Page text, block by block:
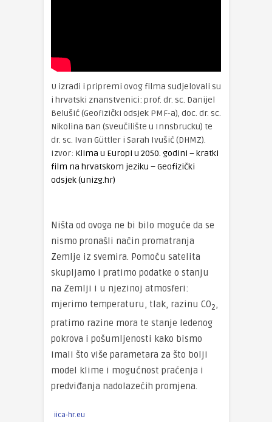
U izradi i pripremi ovog filma sudjelovali su
i hrvatski znanstvenici: prof. dr. sc. Danijel
Belušić (Geofizički odsjek PMF-a), doc. dr. sc.
Nikolina Ban (Sveučilište u Innsbrucku) te
dr. sc. Ivan Güttler i Sarah Ivušić (DHMZ).
Izvor: Klima u Europi u 2050. godini – kratki
film na hrvatskom jeziku – Geofizički
odsjek (unizg.hr)
Ništa od ovoga ne bi bilo moguće da se
nismo pronašli način promatranja
Zemlje iz svemira. Pomoću satelita
skupljamo i pratimo podatke o stanju
na Zemlji i u njezinoj atmosferi:
mjerimo temperaturu, tlak, razinu CO2,
pratimo razine mora te stanje ledenog
pokrova i pošumljenosti kako bismo
imali što više parametara za što bolji
model klime i mogućnost praćenja i
predviđanja nadolazećih promjena.
iica-hr.eu